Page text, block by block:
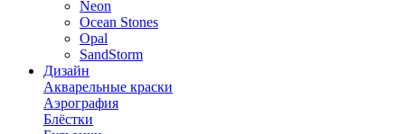
Neon
Ocean Stones
Opal
SandStorm
Дизайн
Акварельные краски
Аэрография
Блёстки